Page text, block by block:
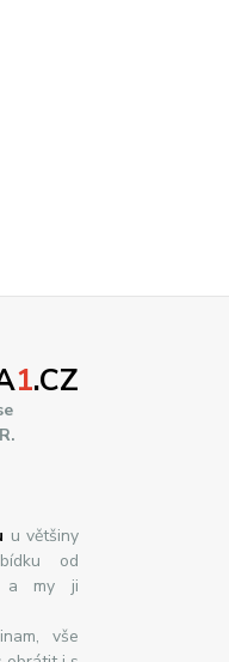
1.CZ
u většiny
od
a my ji
vše